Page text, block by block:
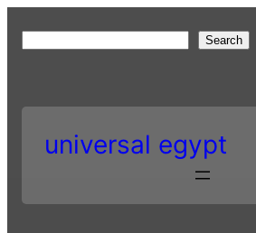
r
Search
universal egypt